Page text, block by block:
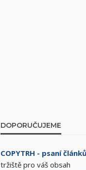
DOPORUČUJEME
COPYTRH - psaní
tržiště pro váš obsah